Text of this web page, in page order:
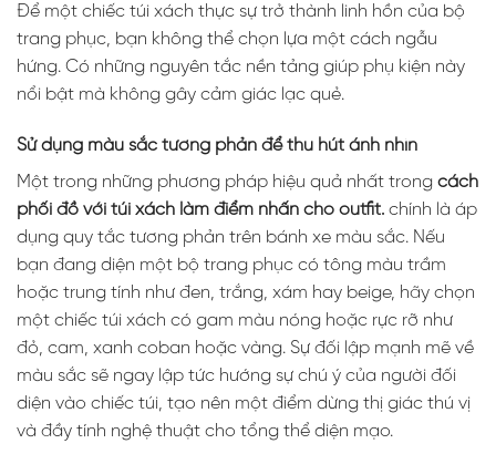
Để một chiếc túi xách thực sự trở thành linh hồn của bộ
trang phục, bạn không thể chọn lựa một cách ngẫu
hứng. Có những nguyên tắc nền tảng giúp phụ kiện này
nổi bật mà không gây cảm giác lạc quẻ.
Sử dụng màu sắc tương phản để thu hút ánh nhìn
Một trong những phương pháp hiệu quả nhất trong cách
phối đồ với túi xách làm điểm nhấn cho outfit. chính là áp
dụng quy tắc tương phản trên bánh xe màu sắc. Nếu
bạn đang diện một bộ trang phục có tông màu trầm
hoặc trung tính như đen, trắng, xám hay beige, hãy chọn
một chiếc túi xách có gam màu nóng hoặc rực rỡ như
đỏ, cam, xanh coban hoặc vàng. Sự đối lập mạnh mẽ về
màu sắc sẽ ngay lập tức hướng sự chú ý của người đối
diện vào chiếc túi, tạo nên một điểm dừng thị giác thú vị
và đầy tính nghệ thuật cho tổng thể diện mạo.